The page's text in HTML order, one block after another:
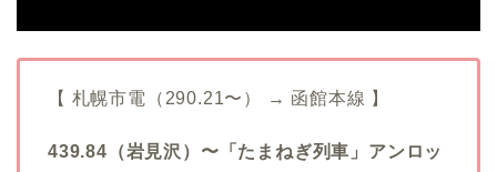
【 札幌市電（290.21〜） → 函館本線 】
439.84（岩見沢）〜「たまねぎ列車」アンロッ